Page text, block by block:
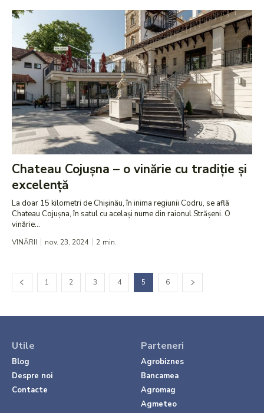
Chateau Cojușna – o vinărie cu tradiție și
excelență
La doar 15 kilometri de Chișinău, în inima regiunii Codru, se află
Chateau Cojușna, în satul cu același nume din raionul Strășeni. O
vinărie...
VINĂRII nov. 23, 2024 2 min.
1 2 3 4 5 6
Utile
Blog
Despre noi
Contacte
Parteneri
Agrobiznes
Bancamea
Agromag
Agmeteo